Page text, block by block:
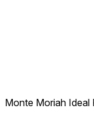
Monte Moriah Ideal